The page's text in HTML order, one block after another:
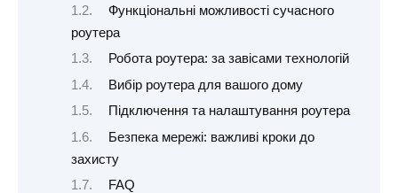
Функціональні можливості сучасного
роутера
Робота роутера: за завісами технологій
Вибір роутера для вашого дому
Підключення та налаштування роутера
Безпека мережі: важливі кроки до
захисту
FAQ